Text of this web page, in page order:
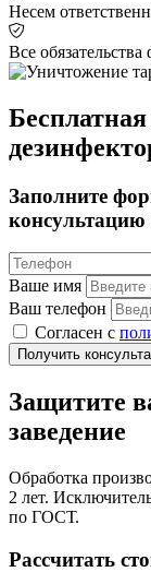
Несем
Все
Заполните
консультацию
Ваше имя
Ваш телефон
Cогласен с
Получить
Защитите
заведение
Обработка
2 лет.
по ГОСТ.
Рассчитать